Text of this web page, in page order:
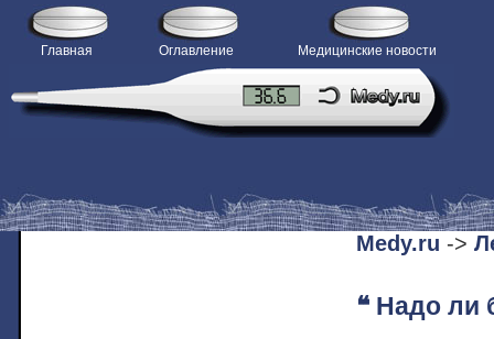
Главная Оглавление Медицинские новости
Medy.ru ->
❝ Надо ли